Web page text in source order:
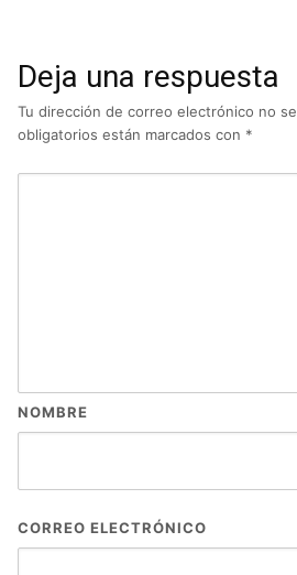
Deja una respuesta
Tu dirección de correo electrónico no
obligatorios están marcados con *
NOMBRE
CORREO ELECTRÓNICO